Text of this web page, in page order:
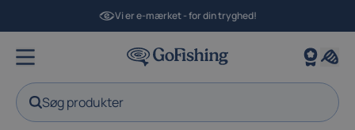
Vi er e-mærket - for din tryghed!
Søg produkter